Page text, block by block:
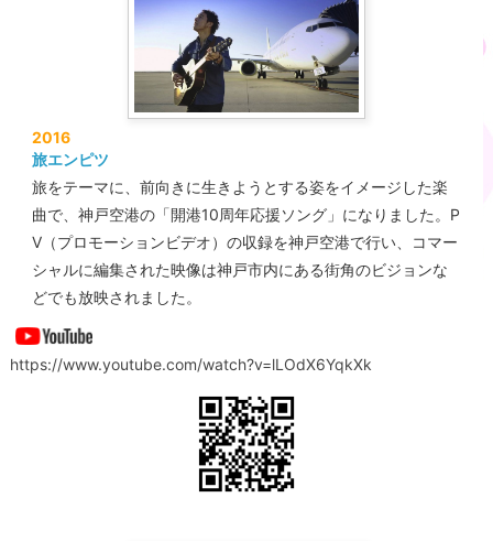
2016
旅エンピツ
旅をテーマに、前向きに生きようとする姿をイメージした楽
曲で、神戸空港の「開港10周年応援ソング」になりました。P
V（プロモーションビデオ）の収録を神戸空港で行い、コマー
シャルに編集された映像は神戸市内にある街角のビジョンな
どでも放映されました。
https://www.youtube.com/watch?v=lLOdX6YqkXk